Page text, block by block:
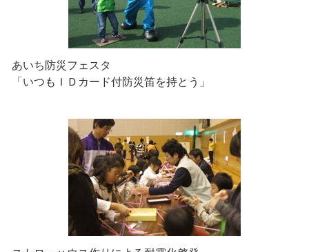
あいち防災フェスタ
「いつもＩＤカード付防災笛を持とう」